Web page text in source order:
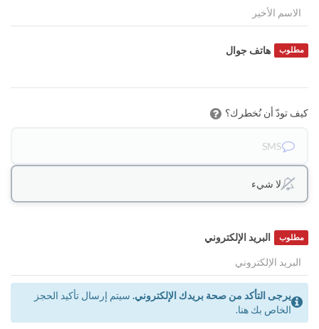
هاتف جوال مطلوب
كيف تودّ أن نُخطرك؟
SMS
لا شيء
البريد الإلكتروني مطلوب
يرجى التأكد من صحة بريدك الإلكتروني. سيتم إرسال تأكيد الحجز
الخاص بك هنا.